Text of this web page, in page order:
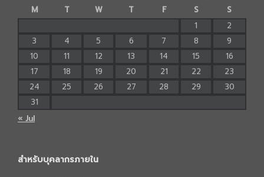
M
T W T F S
S
1
2
3
4 5 6 7 8
9
10
11 12 13 14 15
16
17
18 19 20 21 22
23
24
25 26 27 28 29
30
31
« Jul
สำหรับบุคลากรภายใน